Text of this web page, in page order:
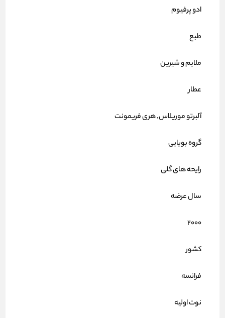
ادو پرفیوم
طبع
ملایم و شیرین
عطار
آلبرتو موریلاس, هری فریمونت
گروه بویایی
رایحه های گلی
سال عرضه
2000
کشور
فرانسه
نوت اولیه